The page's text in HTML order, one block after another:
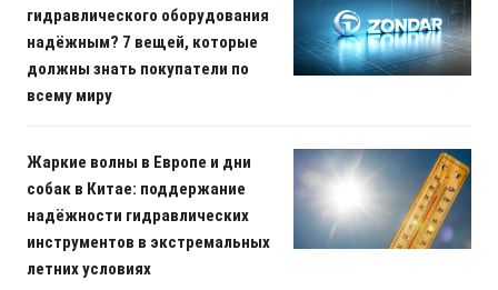
гидравлического оборудования
надёжным? 7 вещей, которые
должны знать покупатели по
всему миру
Жаркие волны в Европе и дни
собак в Китае: поддержание
надёжности гидравлических
инструментов в экстремальных
летних условиях